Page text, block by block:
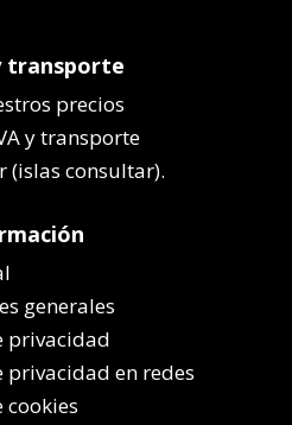
transporte
precios
y transporte
(islas consultar).
generales
privacidad
privacidad en redes
cookies